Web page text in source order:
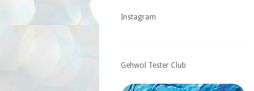
Instagram
Gehwol Tester Club